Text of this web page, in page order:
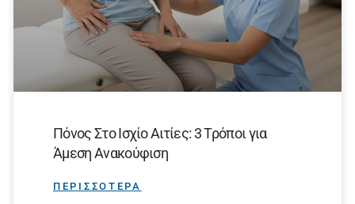
Πόνος Στο Ισχίο Αιτίες: 3 Τρόποι για
Άμεση Ανακούφιση
ΠΕΡΙΣΣΟΤΕΡΑ